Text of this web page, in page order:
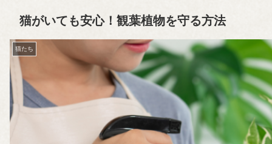
猫がいても安心！観葉植物を守る方法
猫たち